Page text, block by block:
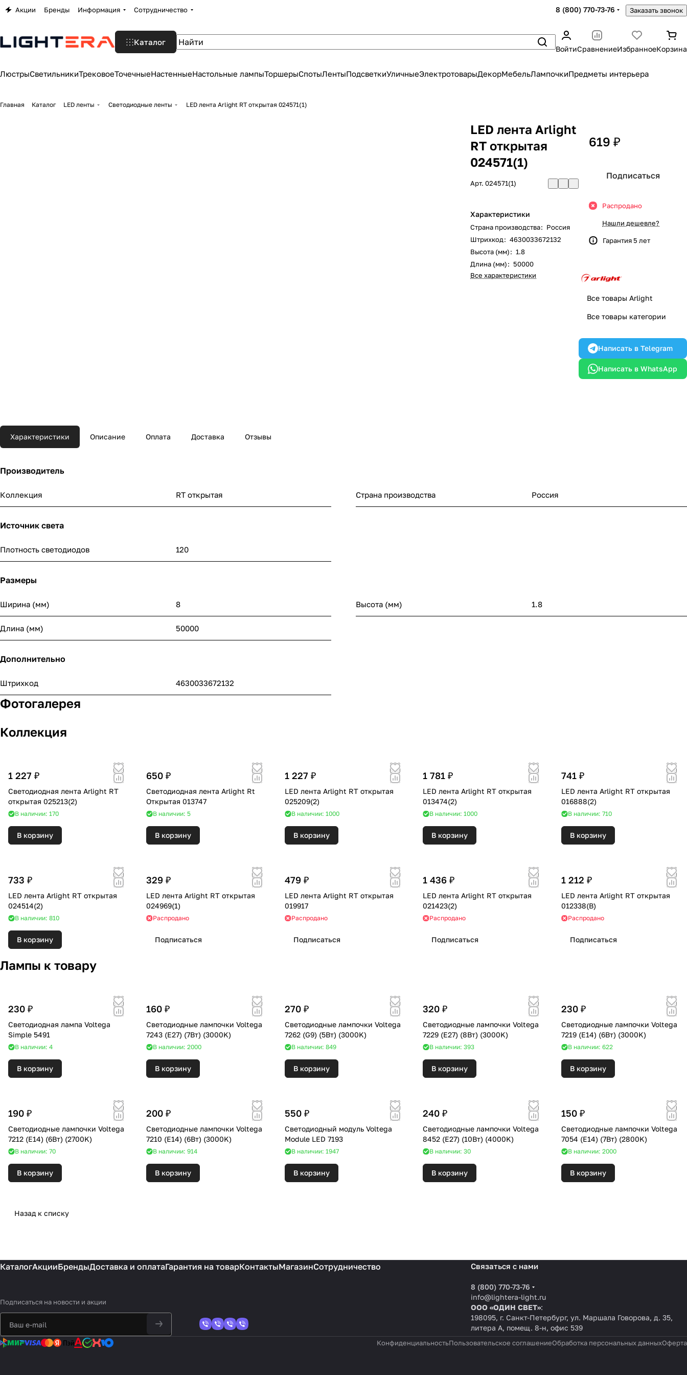
Акции Бренды Информация Сотрудничество 8 (800) 770-73-76 Заказать звонок
Каталог
ВойтиСравнениеИзбранноеКорзина
ЛюстрыСветильникиТрековоеТочечныеНастенныеНастольные лампыТоршерыСпотыЛентыПодсветкиУличныеЭлектротоварыДекорМебельЛампочкиПредметы интерьера
Главная Каталог LED ленты Светодиодные ленты LED лента Arlight RT открытая 024571(1)
LED лента Arlight
RT открытая
024571(1)
Арт. 024571(1)
Характеристики
Страна производства: Россия
Штрихкод: 4630033672132
Высота (мм): 1.8
Длина (мм): 50000
Все характеристики
619 ₽
Подписаться
Распродано
Нашли дешевле?
Гарантия 5 лет
Все товары Arlight
Все товары категории
Написать в Telegram
Написать в WhatsApp
Характеристики Описание Оплата Доставка Отзывы
Производитель
Коллекция RT открытая Страна производства Россия
Источник света
Плотность светодиодов 120
Размеры
Ширина (мм) 8 Высота (мм) 1.8
Длина (мм) 50000
Дополнительно
Штрихкод 4630033672132
Фотогалерея
Коллекция
1 227 ₽
Светодиодная лента Arlight RT
открытая 025213(2)
В наличии: 170
В корзину
650 ₽
Светодиодная лента Arlight Rt
Открытая 013747
В наличии: 5
В корзину
1 227 ₽
LED лента Arlight RT открытая
025209(2)
В наличии: 1000
В корзину
1 781 ₽
LED лента Arlight RT открытая
013474(2)
В наличии: 1000
В корзину
741 ₽
LED лента Arlight RT открытая
016888(2)
В наличии: 710
В корзину
733 ₽
LED лента Arlight RT открытая
024514(2)
В наличии: 810
В корзину
329 ₽
LED лента Arlight RT открытая
024969(1)
Распродано
Подписаться
479 ₽
LED лента Arlight RT открытая
019917
Распродано
Подписаться
1 436 ₽
LED лента Arlight RT открытая
021423(2)
Распродано
Подписаться
1 212 ₽
LED лента Arlight RT открытая
012338(B)
Распродано
Подписаться
Лампы к товару
230 ₽
Светодиодная лампа Voltega
Simple 5491
В наличии: 4
В корзину
160 ₽
Светодиодные лампочки Voltega
7243 (E27) (7Вт) (3000K)
В наличии: 2000
В корзину
270 ₽
Светодиодные лампочки Voltega
7262 (G9) (5Вт) (3000K)
В наличии: 849
В корзину
320 ₽
Светодиодные лампочки Voltega
7229 (E27) (8Вт) (3000K)
В наличии: 393
В корзину
230 ₽
Светодиодные лампочки Voltega
7219 (E14) (6Вт) (3000K)
В наличии: 622
В корзину
190 ₽
Светодиодные лампочки Voltega
7212 (E14) (6Вт) (2700K)
В наличии: 70
В корзину
200 ₽
Светодиодные лампочки Voltega
7210 (E14) (6Вт) (3000K)
В наличии: 914
В корзину
550 ₽
Светодиодный модуль Voltega
Module LED 7193
В наличии: 1947
В корзину
240 ₽
Светодиодные лампочки Voltega
8452 (E27) (10Вт) (4000K)
В наличии: 30
В корзину
150 ₽
Светодиодные лампочки Voltega
7054 (E14) (7Вт) (2800K)
В наличии: 2000
В корзину
Назад к списку
КаталогАкцииБрендыДоставка и оплатаГарантия на товарКонтактыМагазинСотрудничество
Подписаться на новости и акции
Связаться с нами
8 (800) 770-73-76
info@lightera-light.ru
ООО «ОДИН СВЕТ»:
198095, г. Санкт-Петербург, ул. Маршала Говорова, д. 35,
литера А, помещ. 8-н, офис 539
КонфиденциальностьПользовательское соглашениеОбработка персональных данныхОферта